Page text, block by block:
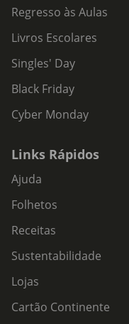
Regresso às Aulas
Livros Escolares
Singles' Day
Black Friday
Cyber Monday
Links Rápidos
Ajuda
Folhetos
Receitas
Sustentabilidade
Lojas
Cartão Continente